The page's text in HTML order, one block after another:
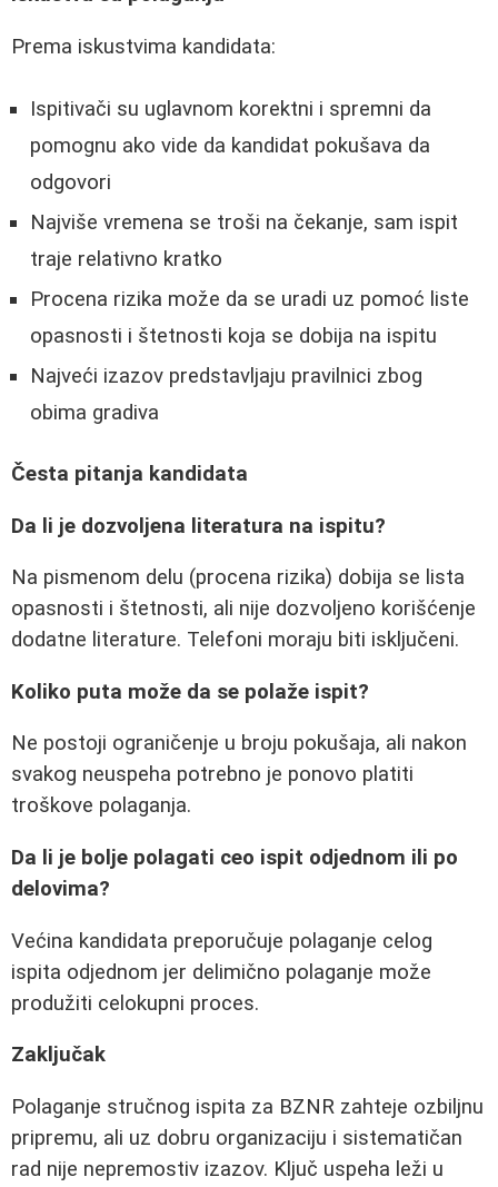
Prema iskustvima kandidata:
Ispitivači su uglavnom korektni i spremni da
pomognu ako vide da kandidat pokušava da
odgovori
Najviše vremena se troši na čekanje, sam ispit
traje relativno kratko
Procena rizika može da se uradi uz pomoć liste
opasnosti i štetnosti koja se dobija na ispitu
Najveći izazov predstavljaju pravilnici zbog
obima gradiva
Česta pitanja kandidata
Da li je dozvoljena literatura na ispitu?
Na pismenom delu (procena rizika) dobija se lista
opasnosti i štetnosti, ali nije dozvoljeno korišćenje
dodatne literature. Telefoni moraju biti isključeni.
Koliko puta može da se polaže ispit?
Ne postoji ograničenje u broju pokušaja, ali nakon
svakog neuspeha potrebno je ponovo platiti
troškove polaganja.
Da li je bolje polagati ceo ispit odjednom ili po
delovima?
Većina kandidata preporučuje polaganje celog
ispita odjednom jer delimično polaganje može
produžiti celokupni proces.
Zaključak
Polaganje stručnog ispita za BZNR zahteje ozbiljnu
pripremu, ali uz dobru organizaciju i sistematičan
rad nije nepremostiv izazov. Ključ uspeha leži u